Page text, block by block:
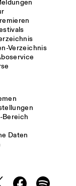
Verzeichnis
Bereich
Daten